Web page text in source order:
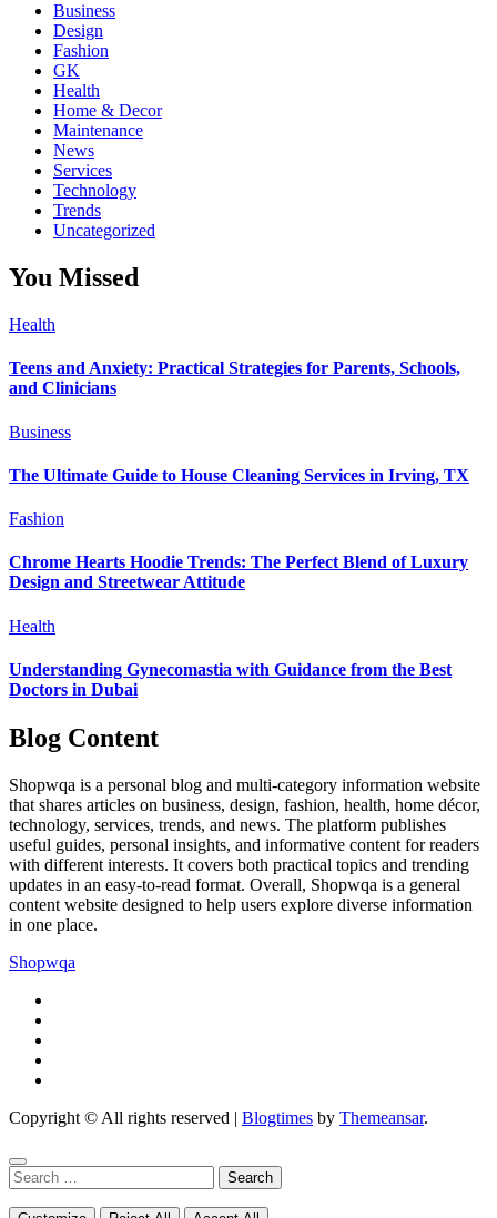
Business
Design
Fashion
GK
Health
Home & Decor
Maintenance
News
Services
Technology
Trends
Uncategorized
You Missed
Health
Teens and Anxiety: Practical Strategies for Parents, Schools,
and Clinicians
Business
The Ultimate Guide to House Cleaning Services in Irving, TX
Fashion
Chrome Hearts Hoodie Trends: The Perfect Blend of Luxury
Design and Streetwear Attitude
Health
Understanding Gynecomastia with Guidance from the Best
Doctors in Dubai
Blog Content
Shopwqa is a personal blog and multi-category information website
that shares articles on business, design, fashion, health, home décor,
technology, services, trends, and news. The platform publishes
useful guides, personal insights, and informative content for readers
with different interests. It covers both practical topics and trending
updates in an easy-to-read format. Overall, Shopwqa is a general
content website designed to help users explore diverse information
in one place.
Shopwqa
Copyright © All rights reserved | Blogtimes by Themeansar.
Search
for: